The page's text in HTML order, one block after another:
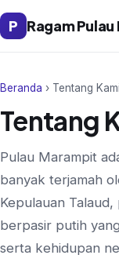
P Ragam
Beranda › Tentang Kami
Tentang
Pulau Marampit
banyak terjamah
Kepulauan
berpasir putih
serta kehidupan